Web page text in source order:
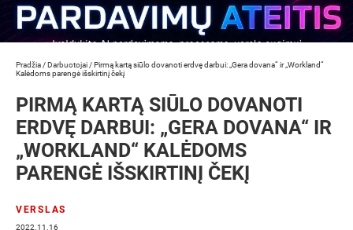
Pradžia /Darbuotojai /Pirmą kartą siūlo dovanoti erdvę darbui: „Gera dovana“ ir „Workland“
Kalėdoms parengė išskirtinį čekį
PIRMĄ KARTĄ SIŪLO DOVANOTI
ERDVĘ DARBUI: „GERA DOVANA“ IR
„WORKLAND“ KALĖDOMS
PARENGĖ IŠSKIRTINĮ ČEKĮ
VERSLAS
2022.11.16